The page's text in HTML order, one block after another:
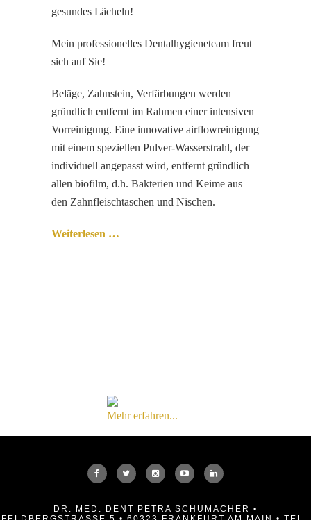
gesundes Lächeln!
Mein professionelles Dentalhygieneteam freut
sich auf Sie!
Beläge, Zahnstein, Verfärbungen werden
gründlich entfernt im Rahmen einer intensiven
Vorreinigung. Eine innovative airflowreinigung
mit einem speziellen Pulver-Wasserstrahl, der
individuell angepasst wird, entfernt gründlich
allen biofilm, d.h. Bakterien und Keime aus
den Zahnfleischtaschen und Nischen.
Weiterlesen …
Mehr erfahren...
DR. MED. DENT PETRA SCHUMACHER •